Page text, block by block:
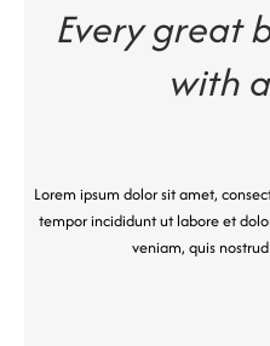
Every great
with
Lorem ipsum dolor sit amet,
tempor incididunt ut labore et
veniam, quis